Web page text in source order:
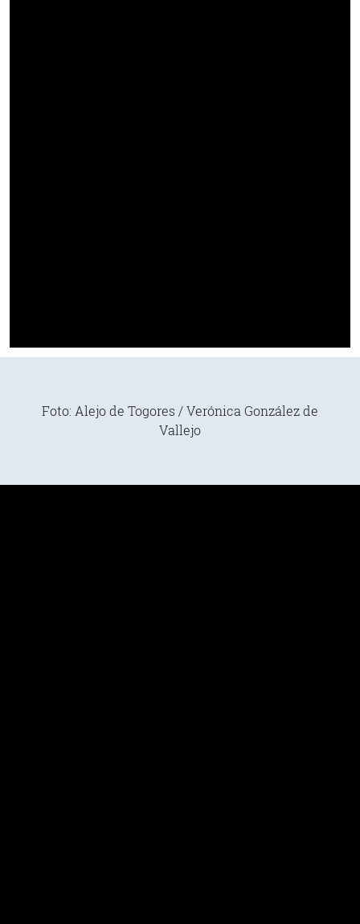
Foto: Alejo de Togores / Verónica González de
Vallejo